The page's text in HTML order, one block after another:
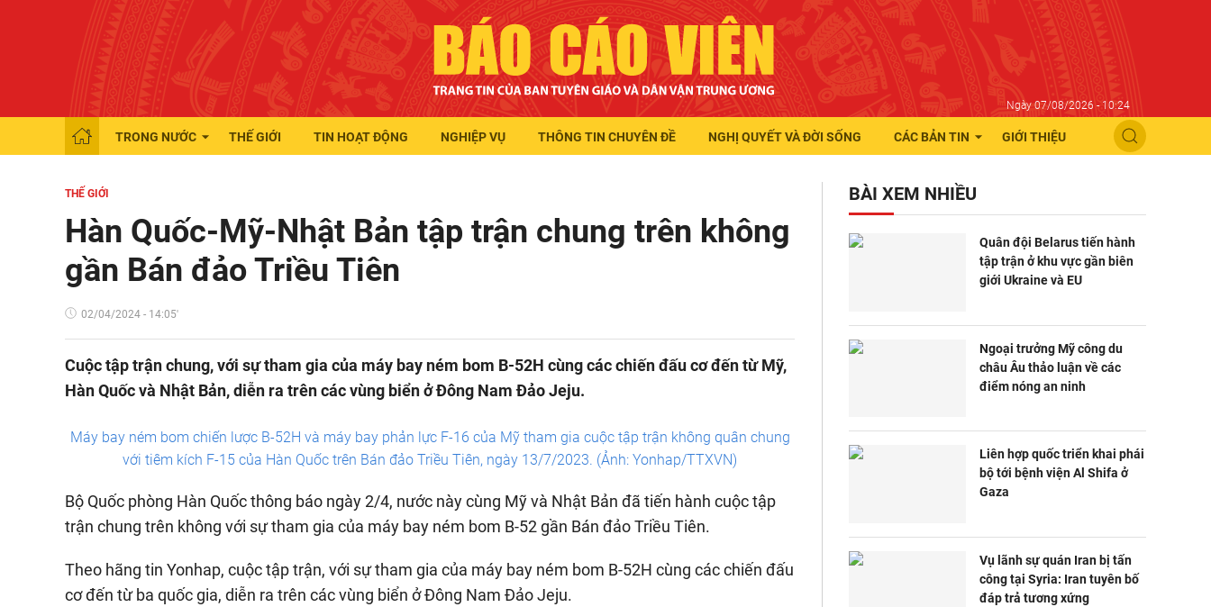
Ngày 07/08/2026 - 10:24
TRONG NƯỚC THẾ GIỚI TIN HOẠT ĐỘNG NGHIỆP VỤ THÔNG TIN CHUYÊN ĐỀ NGHỊ QUYẾT VÀ ĐỜI SỐNG CÁC BẢN TIN GIỚI THIỆU
THẾ GIỚI
Hàn Quốc-Mỹ-Nhật Bản tập trận chung trên không
gần Bán đảo Triều Tiên
02/04/2024 - 14:05'
Cuộc tập trận chung, với sự tham gia của máy bay ném bom B-52H cùng các chiến đấu cơ đến từ Mỹ,
Hàn Quốc và Nhật Bản, diễn ra trên các vùng biển ở Đông Nam Đảo Jeju.
Máy bay ném bom chiến lược B-52H và máy bay phản lực F-16 của Mỹ tham gia cuộc tập trận không quân chung
với tiêm kích F-15 của Hàn Quốc trên Bán đảo Triều Tiên, ngày 13/7/2023. (Ảnh: Yonhap/TTXVN)
Bộ Quốc phòng Hàn Quốc thông báo ngày 2/4, nước này cùng Mỹ và Nhật Bản đã tiến hành cuộc tập
trận chung trên không với sự tham gia của máy bay ném bom B-52 gần Bán đảo Triều Tiên.
Theo hãng tin Yonhap, cuộc tập trận, với sự tham gia của máy bay ném bom B-52H cùng các chiến đấu
cơ đến từ ba quốc gia, diễn ra trên các vùng biển ở Đông Nam Đảo Jeju.
BÀI XEM NHIỀU
Quân đội Belarus tiến hành
tập trận ở khu vực gần biên
giới Ukraine và EU
Ngoại trưởng Mỹ công du
châu Âu thảo luận về các
điểm nóng an ninh
Liên hợp quốc triển khai phái
bộ tới bệnh viện Al Shifa ở
Gaza
Vụ lãnh sự quán Iran bị tấn
công tại Syria: Iran tuyên bố
đáp trả tương xứng